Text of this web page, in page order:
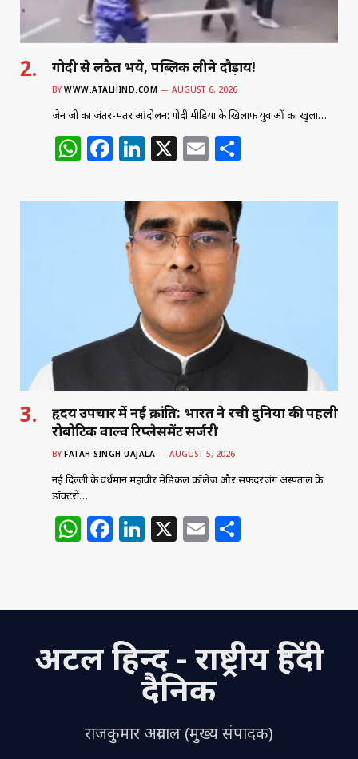
गोदी से लठैत भये, पब्लिक लीने दौड़ाय!
BY WWW.ATALHIND.COM AUGUST 6, 2026
जेन जी का जंतर-मंतर आंदोलन: गोदी मीडिया के खिलाफ युवाओं का खुला…
W
at
F
c
e
b
o
k
Li
k
e
dI
n
X E
ai
l
ar
e
हृदय उपचार में नई क्रांति: भारत ने रची दुनिया की पहली
रोबोटिक वाल्व रिप्लेसमेंट सर्जरी
BY FATAH SINGH UAJALA AUGUST 5, 2026
नई दिल्ली के वर्धमान महावीर मेडिकल कॉलेज और सफदरजंग अस्पताल के
डॉक्टरों…
W
s
p
p
F
e
o
o
Li
e
n
X E
l e
अटल हिन्द - राष्ट्रीय हिंदी
दैनिक
राजकुमार अग्रवाल (मुख्य संपादक)